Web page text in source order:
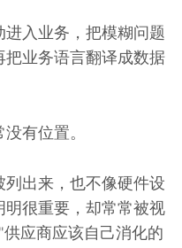
入业务，把模糊问题
业务语言翻译成数据
有位置。
出来，也不像硬件设
很重要，却常常被视
应商应该自己消化的